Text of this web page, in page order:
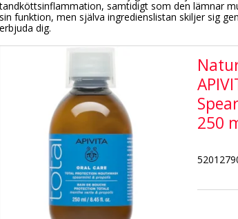
samtidigt som den lämnar
sin funktion, men själva ingredienslistan skiljer sig
erbjuda dig.
250